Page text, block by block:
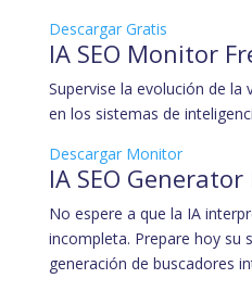
Descargar Gratis
IA SEO Monitor
Supervise la evolución de la
en los sistemas de
Descargar Monitor
IA SEO
No espere a que la IA
incompleta. Prepare hoy su
generación de buscadores